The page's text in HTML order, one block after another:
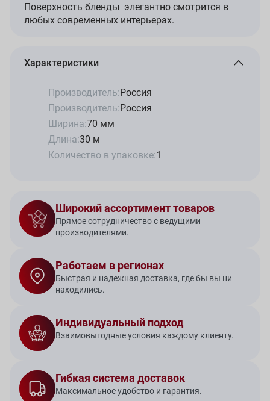
Поверхность бленды элегантно смотрится в
любых современных интерьерах.
Характеристики
Производитель:Россия
Производитель:Россия
Ширина:70 мм
Длина:30 м
Количество в упаковке:1
Широкий ассортимент товаров
Прямое сотрудничество с ведущими
производителями.
Работаем в регионах
Быстрая и надежная доставка, где бы вы ни
находились.
Индивидуальный подход
Взаимовыгодные условия каждому клиенту.
Гибкая система доставок
Максимальное удобство и гарантия.